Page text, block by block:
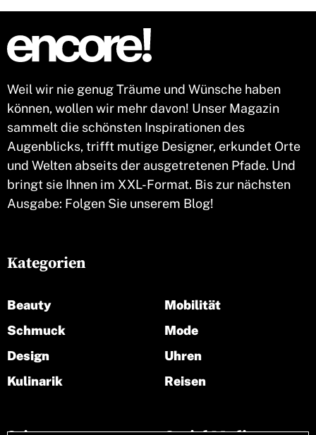
Weil wir nie genug Träume und Wünsche haben
können, wollen wir mehr davon! Unser Magazin
sammelt die schönsten Inspirationen des
Augenblicks, trifft mutige Designer, erkundet Orte
und Welten abseits der ausgetretenen Pfade. Und
bringt sie Ihnen im XXL-Format. Bis zur nächsten
Ausgabe: Folgen Sie unserem Blog!
Kategorien
Beauty
Schmuck
Design
Kulinarik
Mobilität
Mode
Uhren
Reisen